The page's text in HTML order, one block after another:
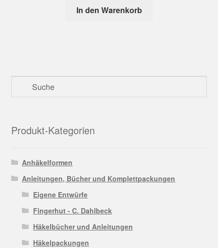
In den Warenkorb
Produkt-Kategorien
Anhäkelformen
Anleitungen, Bücher und Komplettpackungen
Eigene Entwürfe
Fingerhut - C. Dahlbeck
Häkelbücher und Anleitungen
Häkelpackungen